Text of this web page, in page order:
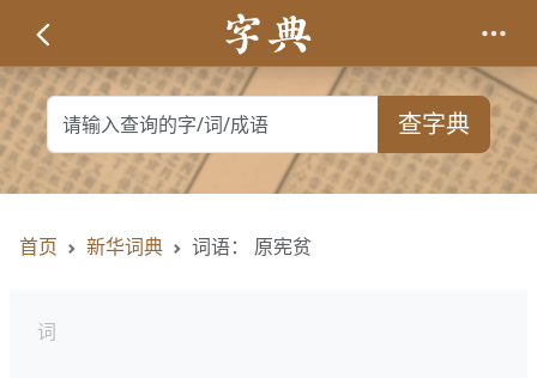
查字典
首页 新华词典 词语： 原宪贫
词